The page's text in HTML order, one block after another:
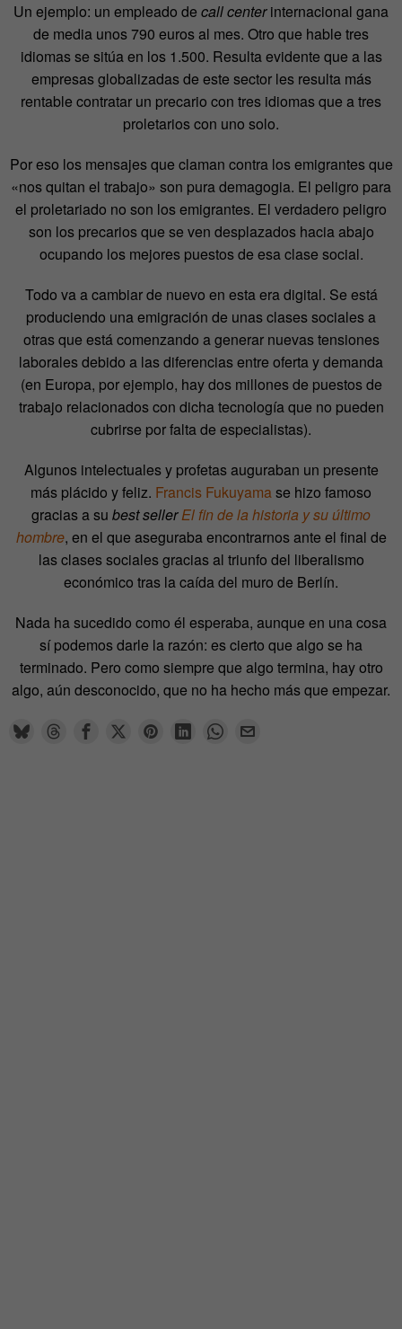
Un ejemplo: un empleado de call centerinternacional gana
de media unos 790 euros al mes. Otro que hable tres
idiomas se sitúa en los 1.500. Resulta evidente que a las
empresas globalizadas de este sector les resulta más
rentable contratar un precario con tres idiomas que a tres
proletarios con uno solo.
Por eso los mensajes que claman contra los emigrantes que
«nos quitan el trabajo» son pura demagogia. El peligro para
el proletariado no son los emigrantes. El verdadero peligro
son los precarios que se ven desplazados hacia abajo
ocupando los mejores puestos de esa clase social.
Todo va a cambiar de nuevo en esta era digital. Se está
produciendo una emigración de unas clases sociales a
otras que está comenzando a generar nuevas tensiones
laborales debido a las diferencias entre oferta y demanda
(en Europa, por ejemplo, hay dos millones de puestos de
trabajo relacionados con dicha tecnología que no pueden
cubrirse por falta de especialistas).
Algunos intelectuales y profetas auguraban un presente
más plácido y feliz. Francis Fukuyamase hizo famoso
gracias a su best sellerEl fin de la historia y su último
hombre, en el que aseguraba encontrarnos ante el final de
las clases sociales gracias al triunfo del liberalismo
económico tras la caída del muro de Berlín.
Nada ha sucedido como él esperaba, aunque en una cosa
sí podemos darle la razón: es cierto que algo se ha
terminado. Pero como siempre que algo termina, hay otro
algo, aún desconocido, que no ha hecho más que empezar.